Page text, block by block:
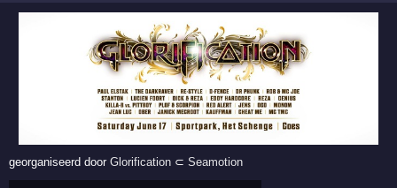
georganiseerd doorGlorification ⊂Seamotion